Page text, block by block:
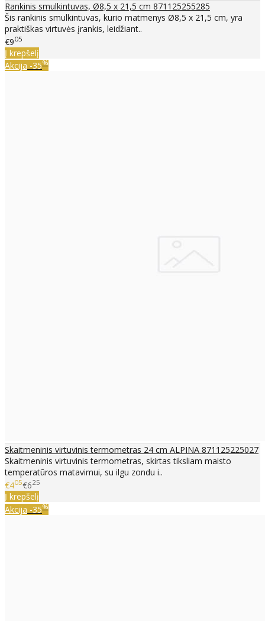
Rankinis smulkintuvas, Ø8,5 x 21,5 cm 871125255285
Šis rankinis smulkintuvas, kurio matmenys Ø8,5 x 21,5 cm, yra
praktiškas virtuvės įrankis, leidžiant..
€905
Į krepšelį
Akcija -35%
Skaitmeninis virtuvinis termometras 24 cm ALPINA 871125225027
Skaitmeninis virtuvinis termometras, skirtas tiksliam maisto
temperatūros matavimui, su ilgu zondu i..
€405€625
Į krepšelį
Akcija -35%